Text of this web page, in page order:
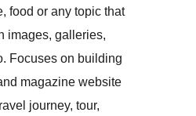
food or any topic that
images, galleries,
Focuses on building
magazine website
journey, tour,